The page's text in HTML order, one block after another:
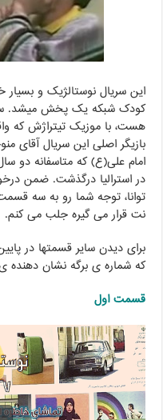
این سریال نوستالژیک و
کودک شبکه یک پخش میشد.
هست، با موزیک تیتراژش که
بازیگر اصلی این سریال آقای
در استرالیا درگذشت. ضمن
توانا، توجه شما رو به سه قسمت
نت قرار می گیره جلب می کنم.
برای دیدن سایر قسمتها در
که شماره ی برگه نشان
قسمت اول